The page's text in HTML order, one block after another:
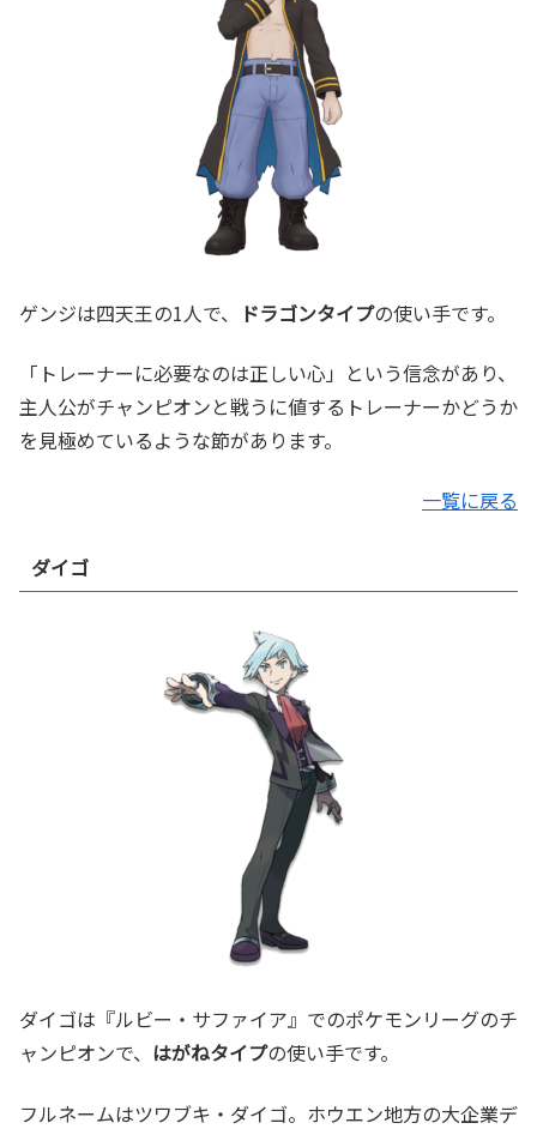
ゲンジは四天王の1人で、 ドラゴンタイプの使い手です。
「トレーナーに必要なのは正しい心」という信念があり、
主人公がチャンピオンと戦うに値するトレーナーかどうか
を見極めているような節があります。
一覧に戻る
ダイゴ
ダイゴは『ルビー・サファイア』でのポケモンリーグのチ
ャンピオンで、 はがねタイプの使い手です。
フルネームはツワブキ・ダイゴ。ホウエン地方の大企業デ